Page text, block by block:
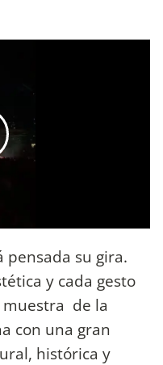
pensada su gira.
y cada gesto
muestra de la
con una gran
histórica y